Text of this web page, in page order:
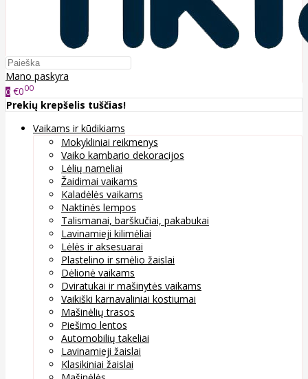
Mano paskyra
0 €000
Prekių krepšelis tuščias!
Vaikams ir kūdikiams
Mokykliniai reikmenys
Vaiko kambario dekoracijos
Lėlių nameliai
Žaidimai vaikams
Kaladėlės vaikams
Naktinės lempos
Talismanai, barškučiai, pakabukai
Lavinamieji kilimėliai
Lėlės ir aksesuarai
Plastelino ir smėlio žaislai
Dėlionė vaikams
Dviratukai ir mašinytės vaikams
Vaikiški karnavaliniai kostiumai
Mašinėlių trasos
Piešimo lentos
Automobilių takeliai
Lavinamieji žaislai
Klasikiniai žaislai